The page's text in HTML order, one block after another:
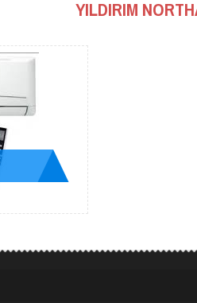
YILDIRIM